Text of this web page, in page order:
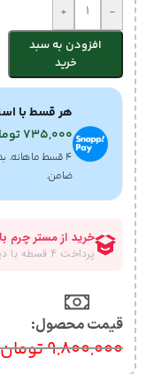
-
+
افزودن به سبد
خرید
هر قسط با
735,000
۴ قسط
ضامن.
قیمت محصول:​
9,800,000تومان